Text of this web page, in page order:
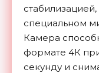
специальном
Камера
формате 4К
секунду и